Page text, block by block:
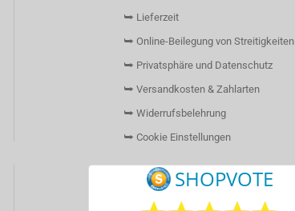
⮩ Lieferzeit
⮩ Online-Beilegung von Streitigkeiten
⮩ Privatsphäre und Datenschutz
⮩ Versandkosten & Zahlarten
⮩ Widerrufsbelehrung
⮩ Cookie Einstellungen